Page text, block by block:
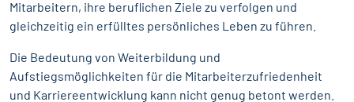
Mitarbeitern, ihre beruflichen Ziele zu verfolgen und
gleichzeitig ein erfülltes persönliches Leben zu führen.
Die Bedeutung von Weiterbildung und
Aufstiegsmöglichkeiten für die Mitarbeiterzufriedenheit
und Karriereentwicklung kann nicht genug betont werden.